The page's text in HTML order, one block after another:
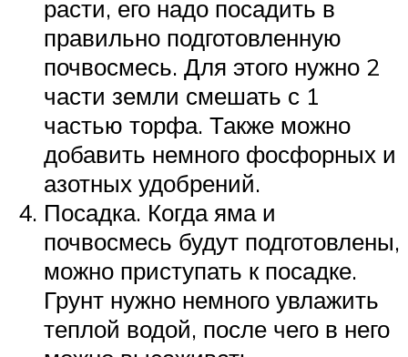
расти, его надо посадить в
правильно подготовленную
почвосмесь. Для этого нужно 2
части земли смешать с 1
частью торфа. Также можно
добавить немного фосфорных и
азотных удобрений.
Посадка. Когда яма и
почвосмесь будут подготовлены,
можно приступать к посадке.
Грунт нужно немного увлажить
теплой водой, после чего в него